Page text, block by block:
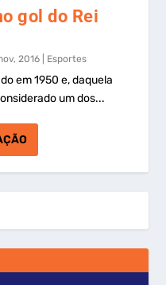
gol do Rei
2016 Esportes
em 1950 e, daquela
um dos...